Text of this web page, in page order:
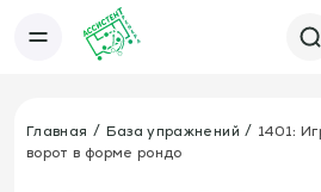
Книги
Новости
Главная База упражнений
1401:
ворот в форме рондо